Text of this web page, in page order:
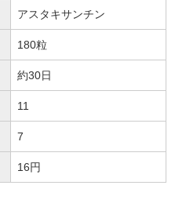
アスタキサンチン
180粒
約30日
11
7
16円